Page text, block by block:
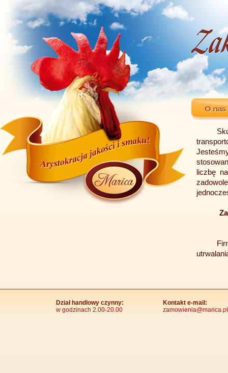
liczbę
Dział handlowy czynny:
w godzinach 2.00-20.00
Kontakt e-mail:
zamowienia@marica.pl